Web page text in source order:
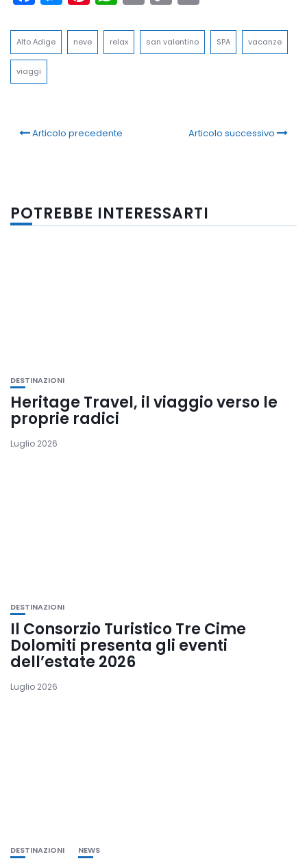
Alto Adige neve relax san valentino SPA vacanze
viaggi
Articolo precedente Articolo successivo
POTREBBE INTERESSARTI
DESTINAZIONI
Heritage Travel, il viaggio verso le
proprie radici
Luglio 2026
DESTINAZIONI
Il Consorzio Turistico Tre Cime
Dolomiti presenta gli eventi
dell’estate 2026
Luglio 2026
DESTINAZIONI NEWS